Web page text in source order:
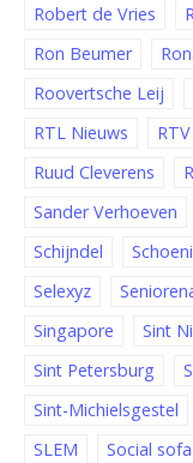
Robert de Vries
Ron Beumer
Roovertsche Leij
RTL Nieuws
RTV
Ruud Cleverens
Sander Verhoeven
Schijndel
Selexyz
Singapore
Sint
Sint Petersburg
Sint-Michielsgestel
SLEM
Social sofa